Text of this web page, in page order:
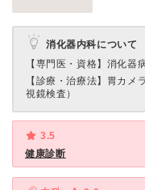
消化器内科について
【専門医・資格】 消化器
【診療・治療法】 胃カメ
視鏡検査）
3.5
健康診断